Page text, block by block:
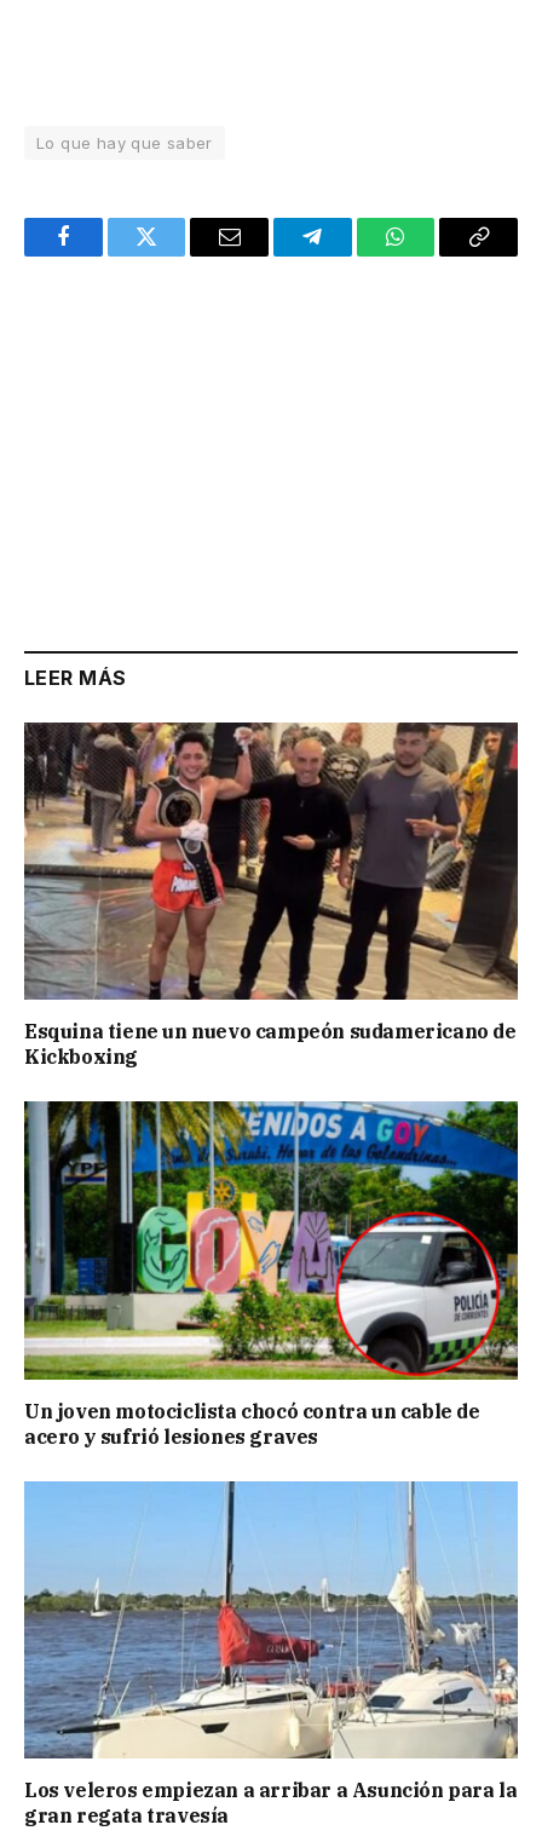
Lo que hay que saber
FacebookTwitter Email TelegramWhatsAppCopy
LEER MÁS
Esquina tiene un nuevo campeón sudamericano de
Kickboxing
Un joven motociclista chocó contra un cable de
acero y sufrió lesiones graves
Los veleros empiezan a arribar a Asunción para la
gran regata travesía